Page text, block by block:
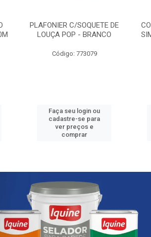
PLAFONIER C/SOQUETE DE
LOUÇA POP - BRANCO
Código: 773079
Faça seu login ou
cadastre-se para
ver preços e
comprar